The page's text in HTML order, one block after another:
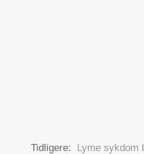
Tidligere:
Lyme sykdom